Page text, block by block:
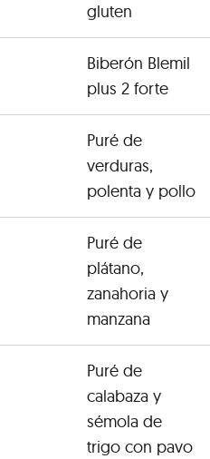
gluten
Biberón Blemil
plus 2 forte
Puré de
verduras,
polenta y pollo
Puré de
plátano,
zanahoria y
manzana
Puré de
calabaza y
sémola de
trigo con pavo